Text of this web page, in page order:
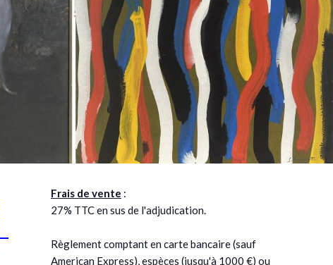
Frais de vente :
27% TTC en sus de l'adjudication.
Règlement comptant en carte bancaire (sauf
American Express), espèces (jusqu'à 1000 €) ou